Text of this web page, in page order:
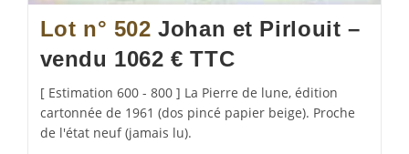
Lot n° 502 Johan et Pirlouit –
vendu 1062 € TTC
[ Estimation 600 - 800 ] La Pierre de lune, édition
cartonnée de 1961 (dos pincé papier beige). Proche
de l'état neuf (jamais lu).